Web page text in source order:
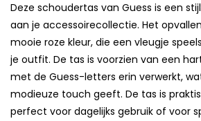
Deze schoudertas van Guess is een
aan je accessoirecollectie. Het
mooie roze kleur, die een vleugje
je outfit. De tas is voorzien van een
met de Guess-letters erin verwerkt,
modieuze touch geeft. De tas is
perfect voor dagelijks gebruik of voor